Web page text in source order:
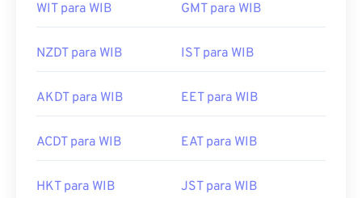
WIT para WIB GMT para WIB
NZDT para WIB IST para WIB
AKDT para WIB EET para WIB
ACDT para WIB EAT para WIB
HKT para WIB JST para WIB